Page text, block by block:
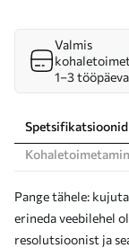
Valmis
1–3
Pange tähele:
erineda veebilehel
resolutsioonist ja